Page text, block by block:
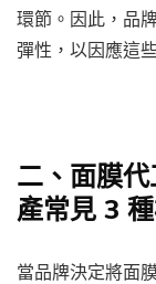
環節。因此，品
彈性，以因應這
二、面膜
產常見 3
當品牌決定將面